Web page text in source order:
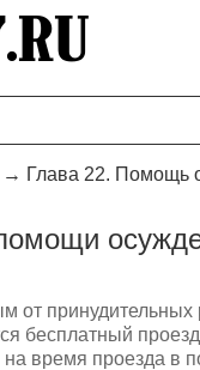
→ Глава 22. Помощь
принудительных
бесплатный
на время проезда в